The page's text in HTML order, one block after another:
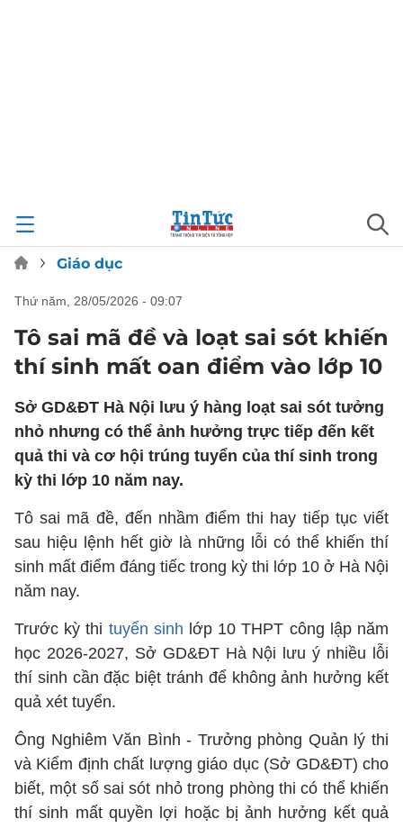
Giáo dục
thứ năm, 28/05/2026 - 09:07
Tô sai mã đề và loạt sai sót khiến
thí sinh mất oan điểm vào lớp 10
Sở GD&ĐT Hà Nội lưu ý hàng loạt sai sót tưởng
nhỏ nhưng có thể ảnh hưởng trực tiếp đến kết
quả thi và cơ hội trúng tuyển của thí sinh trong
kỳ thi lớp 10 năm nay.
Tô sai mã đề, đến nhầm điểm thi hay tiếp tục viết
sau hiệu lệnh hết giờ là những lỗi có thể khiến thí
sinh mất điểm đáng tiếc trong kỳ thi lớp 10 ở Hà Nội
năm nay.
Trước kỳ thi tuyển sinh lớp 10 THPT công lập năm
học 2026-2027, Sở GD&ĐT Hà Nội lưu ý nhiều lỗi
thí sinh cần đặc biệt tránh để không ảnh hưởng kết
quả xét tuyển.
Ông Nghiêm Văn Bình - Trưởng phòng Quản lý thi
và Kiểm định chất lượng giáo dục (Sở GD&ĐT) cho
biết, một số sai sót nhỏ trong phòng thi có thể khiến
thí sinh mất quyền lợi hoặc bị ảnh hưởng kết quả